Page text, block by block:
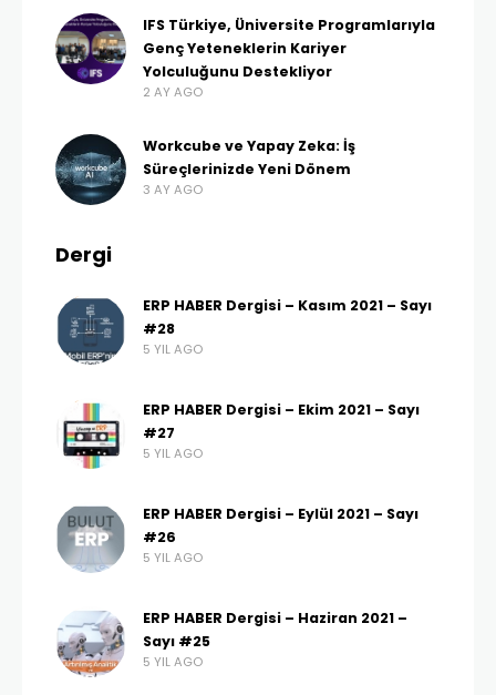
IFS Türkiye, Üniversite Programlarıyla
Genç Yeteneklerin Kariyer
Yolculuğunu Destekliyor
2 AY AGO
Workcube ve Yapay Zeka: İş
Süreçlerinizde Yeni Dönem
3 AY AGO
Dergi
ERP HABER Dergisi – Kasım 2021 – Sayı
#28
5 YIL AGO
ERP HABER Dergisi – Ekim 2021 – Sayı
#27
5 YIL AGO
ERP HABER Dergisi – Eylül 2021 – Sayı
#26
5 YIL AGO
ERP HABER Dergisi – Haziran 2021 –
Sayı #25
5 YIL AGO